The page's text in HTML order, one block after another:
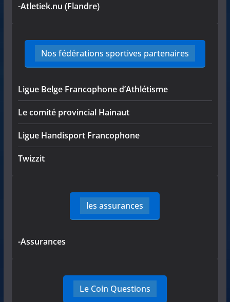
-Atletiek.nu (Flandre)
Nos fédérations sportives partenaires
Ligue Belge Francophone d’Athlétisme
Le comité provincial Hainaut
Ligue Handisport Francophone
Twizzit
les assurances
-Assurances
Le Coin Questions